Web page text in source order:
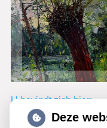
U bevindt zich hier:
Deze